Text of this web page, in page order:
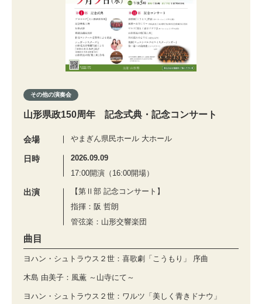
その他の演奏会
山形県政150周年 記念式典・記念コンサート
会場 やまぎん県民ホール 大ホール
日時
2026.09.09
17:00開演（16:00開場）
出演
【第Ⅱ部 記念コンサート】
指揮：阪 哲朗
管弦楽：山形交響楽団
曲目
ヨハン・シュトラウス２世：喜歌劇「こうもり」 序曲
木島 由美子：風薫 ～山寺にて～
ヨハン・シュトラウス２世：ワルツ「美しく青きドナウ」